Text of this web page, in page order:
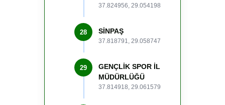
37.824956, 29.054198
28 SİNPAŞ
37.818791, 29.058747
29
GENÇLİK SPOR İL
MÜDÜRLÜĞÜ
37.814918, 29.061579